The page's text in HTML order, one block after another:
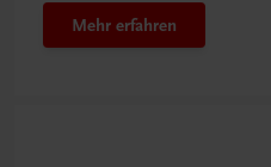
Mehr erfahren